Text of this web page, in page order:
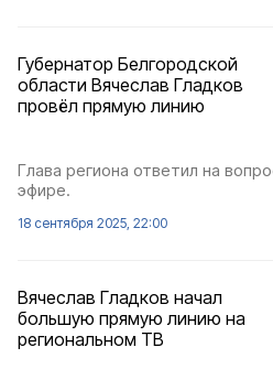
Губернатор Белгородской
области Вячеслав Гладков
провёл прямую линию
Глава региона ответил на
эфире.
18 сентября 2025, 22:00
Вячеслав Гладков начал
большую прямую линию на
региональном ТВ